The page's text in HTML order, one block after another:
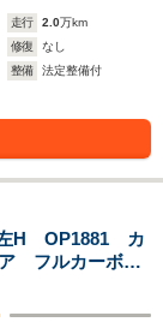
走行 2.0万km
修復
なし
整備
法定整備付
H OP1881 カ
フルカーボン
7年メンテ継